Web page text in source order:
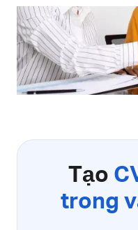
Tạo
trong